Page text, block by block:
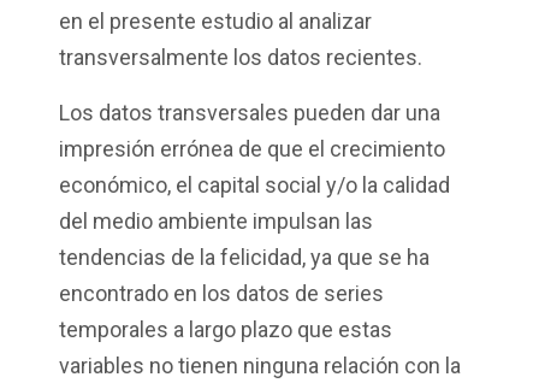
en el presente estudio al analizar
transversalmente los datos recientes.
Los datos transversales pueden dar una
impresión errónea de que el crecimiento
económico, el capital social y/o la calidad
del medio ambiente impulsan las
tendencias de la felicidad, ya que se ha
encontrado en los datos de series
temporales a largo plazo que estas
variables no tienen ninguna relación con la